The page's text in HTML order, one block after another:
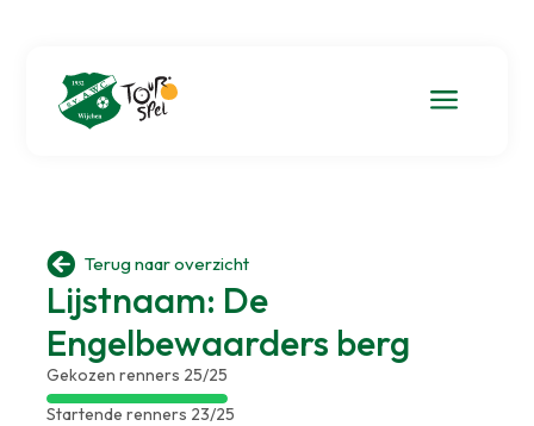
a
 Terug naar overzicht
Lijstnaam: De
Engelbewaarders berg
Gekozen renners 25/25
Startende renners 23/25